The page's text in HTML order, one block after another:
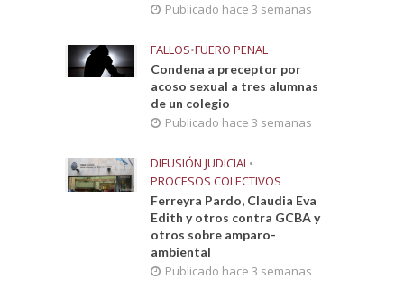
Publicado hace 3 semanas
FALLOS•FUERO PENAL
Condena a preceptor por
acoso sexual a tres alumnas
de un colegio
Publicado hace 3 semanas
DIFUSIÓN JUDICIAL•
PROCESOS COLECTIVOS
Ferreyra Pardo, Claudia Eva
Edith y otros contra GCBA y
otros sobre amparo-
ambiental
Publicado hace 3 semanas